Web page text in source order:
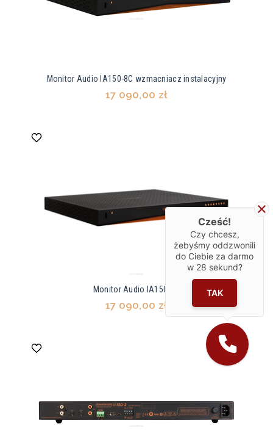
Monitor Audio IA150-8C wzmacniacz instalacyjny
17 090,00 zł
Monitor Audio IA150-8C
17 090,00 zł
Cześć!
Czy chcesz,
żebyśmy oddzwonili
do Ciebie za darmo
w 28 sekund?
TAK